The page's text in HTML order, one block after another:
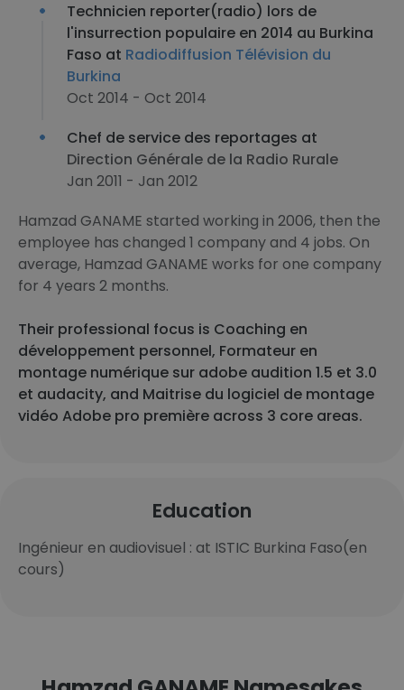
Technicien reporter(radio) lors de
l'insurrection populaire en 2014 au Burkina
Faso at Radiodiffusion Télévision du
Burkina
Oct 2014 - Oct 2014
Chef de service des reportages at
Direction Générale de la Radio Rurale
Jan 2011 - Jan 2012
Hamzad GANAME started working in 2006, then the
employee has changed 1 company and 4 jobs. On
average, Hamzad GANAME works for one company
for 4 years 2 months.
Their professional focus is Coaching en
développement personnel, Formateur en
montage numérique sur adobe audition 1.5 et 3.0
et audacity, and Maitrise du logiciel de montage
vidéo Adobe pro première across 3 core areas.
Education
Ingénieur en audiovisuel : at ISTIC Burkina Faso(en
cours)